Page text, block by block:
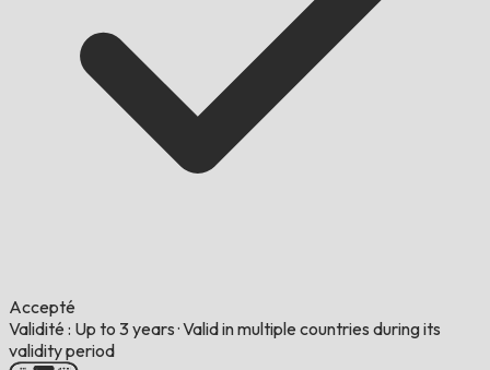
Accepté
Validité : Up to 3 years ·Valid in multiple countries during its
validity period